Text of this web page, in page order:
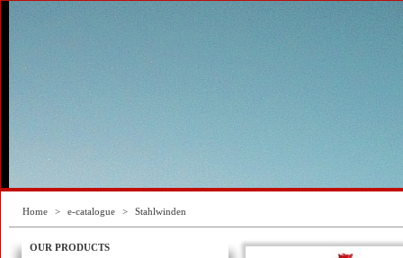
Home > e-catalogue > Stahlwinden
OUR PRODUCTS